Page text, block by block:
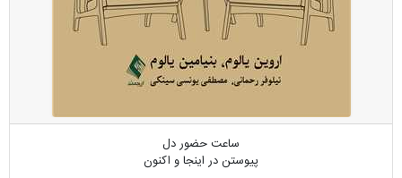
ساعت حضور دل
پیوستن در اینجا و اکنون